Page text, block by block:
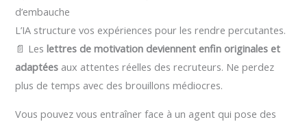
d’embauche
L’IA structure vos expériences pour les rendre percutantes.
📄 Leslettres de motivation deviennent enfin originales et
adaptées aux attentes réelles des recruteurs. Ne perdez
plus de temps avec des brouillons médiocres.
Vous pouvez vous entraîner face à un agent qui pose des